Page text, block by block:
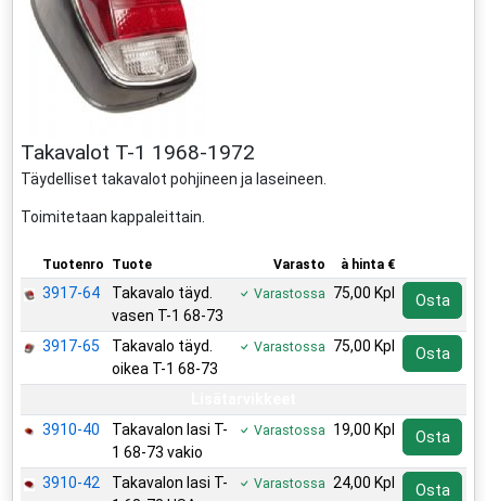
Takavalot T-1 1968-1972
Täydelliset takavalot pohjineen ja laseineen.
Toimitetaan kappaleittain.
Tuotenro Tuote Varasto à hinta €
3917-64
Takavalo täyd.
vasen T-1 68-73
Varastossa 75,00 Kpl Osta
3917-65
Takavalo täyd.
oikea T-1 68-73
Varastossa 75,00 Kpl Osta
3910-40
Takavalon lasi T-
1 68-73 vakio
Varastossa 19,00 Kpl Osta
3910-42
Takavalon lasi T-
Varastossa 24,00 Kpl Osta